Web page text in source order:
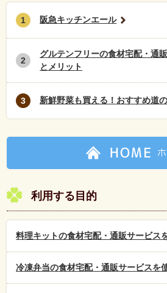
1 阪急キッチンエール
2
グルテンフリーの食材宅配・通
とメリット
3 新鮮野菜も買える！おすすめ道
利用する目的
料理キットの食材宅配・通販サービス
冷凍弁当の食材宅配・通販サービスを